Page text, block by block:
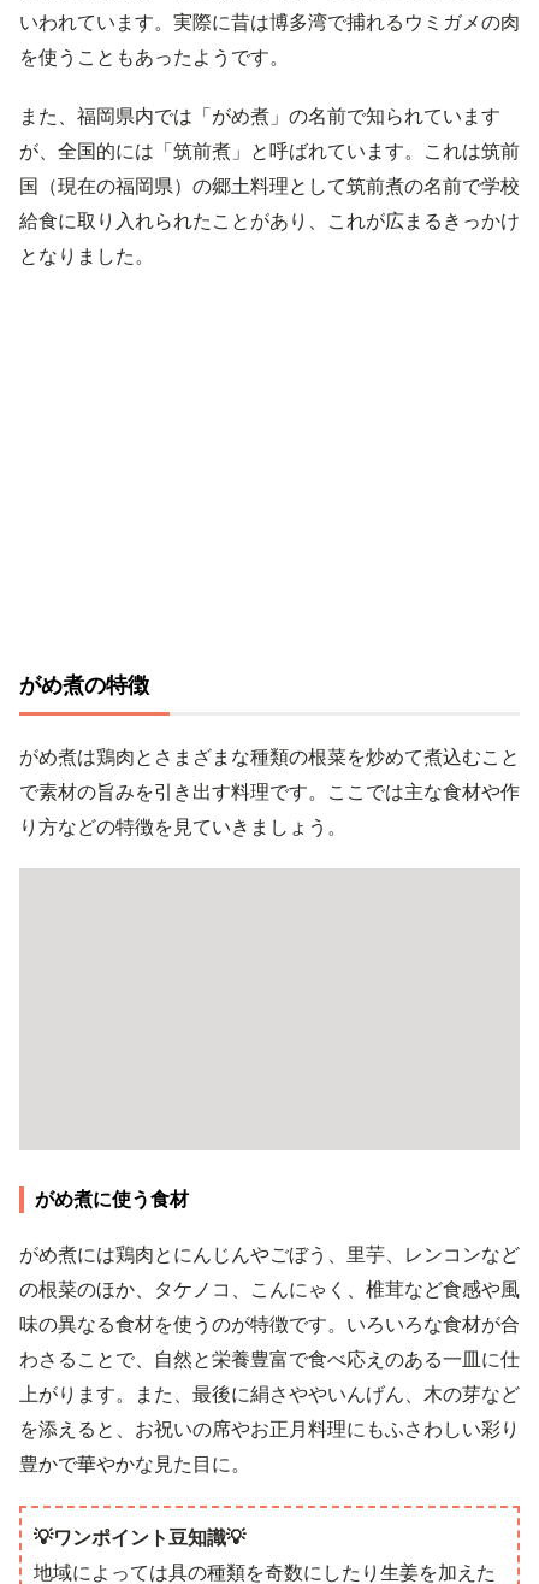
いわれています。実際に昔は博多湾で捕れるウミガメの肉
を使うこともあったようです。
また、福岡県内では「がめ煮」の名前で知られています
が、全国的には「筑前煮」と呼ばれています。これは筑前
国（現在の福岡県）の郷土料理として筑前煮の名前で学校
給食に取り入れられたことがあり、これが広まるきっかけ
となりました。
がめ煮の特徴
がめ煮は鶏肉とさまざまな種類の根菜を炒めて煮込むこと
で素材の旨みを引き出す料理です。ここでは主な食材や作
り方などの特徴を見ていきましょう。
がめ煮に使う食材
がめ煮には鶏肉とにんじんやごぼう、里芋、レンコンなど
の根菜のほか、タケノコ、こんにゃく、椎茸など食感や風
味の異なる食材を使うのが特徴です。いろいろな食材が合
わさることで、自然と栄養豊富で食べ応えのある一皿に仕
上がります。また、最後に絹さややいんげん、木の芽など
を添えると、お祝いの席やお正月料理にもふさわしい彩り
豊かで華やかな見た目に。
💡ワンポイント豆知識💡
地域によっては具の種類を奇数にしたり生姜を加えた